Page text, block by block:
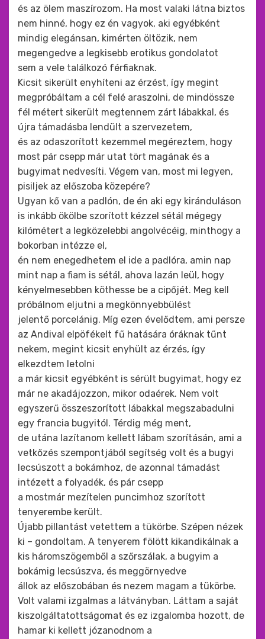
és az ölem maszírozom. Ha most valaki látna biztos
nem hinné, hogy ez én vagyok, aki egyébként
mindig elegánsan, kimérten öltözik, nem
megengedve a legkisebb erotikus gondolatot
sem a vele találkozó férfiaknak.
Kicsit sikerült enyhíteni az érzést, így megint
megpróbáltam a cél felé araszolni, de mindössze
fél métert sikerült megtennem zárt lábakkal, és
újra támadásba lendült a szervezetem,
és az odaszorított kezemmel megéreztem, hogy
most pár csepp már utat tört magának és a
bugyimat nedvesíti. Végem van, most mi legyen,
pisiljek az előszoba közepére?
Ugyan kő van a padlón, de én aki egy kiránduláson
is inkább ökölbe szorított kézzel sétál mégegy
kilómétert a legközelebbi angolvécéig, minthogy a
bokorban intézze el,
én nem enegedhetem el ide a padlóra, amin nap
mint nap a fiam is sétál, ahova lazán leül, hogy
kényelmesebben köthesse be a cipőjét. Meg kell
próbálnom eljutni a megkönnyebbülést
jelentő porcelánig. Míg ezen évelődtem, ami persze
az Andival elpöfékelt fű hatására óráknak tűnt
nekem, megint kicsit enyhült az érzés, így
elkezdtem letolni
a már kicsit egyébként is sérült bugyimat, hogy ez
már ne akadájozzon, mikor odaérek. Nem volt
egyszerű összeszorított lábakkal megszabadulni
egy francia bugyitól. Térdig még ment,
de utána lazítanom kellett lábam szorításán, ami a
vetkőzés szempontjából segítség volt és a bugyi
lecsúszott a bokámhoz, de azonnal támadást
intézett a folyadék, és pár csepp
a mostmár mezítelen puncimhoz szorított
tenyerembe került.
Újabb pillantást vetettem a tükörbe. Szépen nézek
ki – gondoltam. A tenyerem fölött kikandikálnak a
kis háromszögemből a szőrszálak, a bugyim a
bokámig lecsúszva, és meggörnyedve
állok az előszobában és nezem magam a tükörbe.
Volt valami izgalmas a látványban. Láttam a saját
kiszolgáltatottságomat és ez izgalomba hozott, de
hamar ki kellett józanodnom a